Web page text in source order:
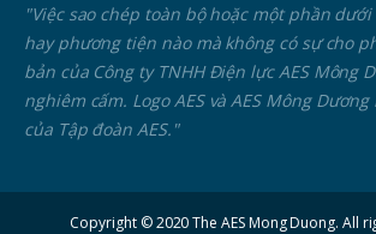
"Việc sao chép toàn bộ hoặc một phần
hay phương tiện nào mà không có sự cho
bản của Công ty TNHH Điện lực AES Mông
nghiêm cấm. Logo AES và AES Mông
của Tập đoàn AES."
Copyright © 2020 The AES Mong Duong. All